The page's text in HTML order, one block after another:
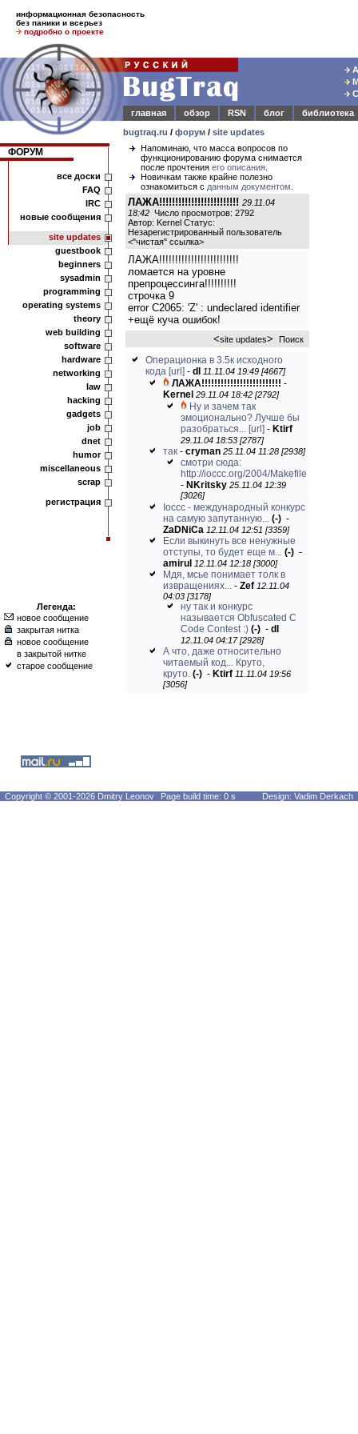
информационная безопасность
без паники и всерьез
подробно о проекте
главная
обзор RSN блог
библиотека
bugtraq.ru / форум / site updates
ФОРУМ
все доски
FAQ
IRC
новые сообщения
site updates
guestbook
beginners
sysadmin
programming
operating systems
theory
web building
software
hardware
networking
law
hacking
gadgets
job
dnet
humor
miscellaneous
scrap
регистрация
Легенда:
новое сообщение
закрытая нитка
новое сообщение
в закрытой нитке
старое сообщение
Напоминаю, что масса вопросов по
функционированию форума снимается
после прочтения его описания
Новичкам также крайне полезно
ознакомиться с данным документом
ЛАЖА!!!!!!!!!!!!!!!!!!!!!!!!! 29.11.04
18:42 Число просмотров: 2792
Автор: Kernel Статус:
Незарегистрированный пользователь
<"чистая" ссылка>
ЛАЖА!!!!!!!!!!!!!!!!!!!!!!!!!
ломается на уровне
препроцессинга!!!!!!!!!!
строчка 9
error C2065: 'Z' : undeclared identifier
+ещё куча ошибок!
<site updates> Поиск
Операционка в 3.5к исходного
кода [url] - dl 11.11.04 19:49 [4667]
ЛАЖА!!!!!!!!!!!!!!!!!!!!!!!!! -
Kernel 29.11.04 18:42 [2792]
Ну и зачем так
эмоционально? Лучше бы
разобраться... [url] - Ktirf
29.11.04 18:53 [2787]
так - cryman 25.11.04 11:28 [2938]
смотри сюда:
http://ioccc.org/2004/Makefile
- NKritsky 25.11.04 12:39
[3026]
Ioccc - международный конкурс
на самую запутанную... (-) -
ZaDNiCa 12.11.04 12:51 [3359]
Если выкинуть все ненужные
отступы, то будет еще м... (-) -
amirul 12.11.04 12:18 [3000]
Мдя, мсье понимает толк в
извращениях... - Zef 12.11.04
04:03 [3178]
ну так и конкурс
называется Obfuscated C
Code Contest :) (-) - dl
12.11.04 04:17 [2928]
А что, даже относительно
читаемый код... Круто,
круто. (-) - Ktirf 11.11.04 19:56
[3056]
Copyright © 2001-2026 Dmitry Leonov Page build time: 0 s Design: Vadim Derkach